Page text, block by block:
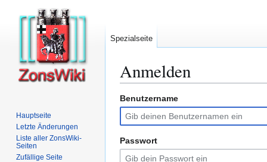
Anmelden
Zur
Navigation
springen
Zur
Suche
springen
Benutzername
Passwort
Spezialseite
Hauptseite
Letzte Änderungen
Liste aller ZonsWiki-
Seiten
Zufällige Seite